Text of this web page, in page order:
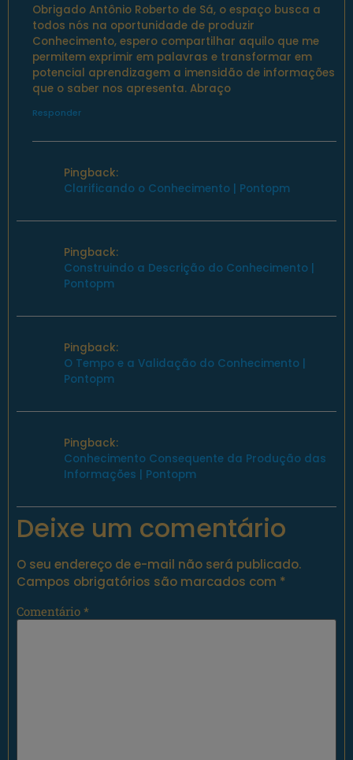
Obrigado Antônio Roberto de Sá, o espaço busca a
todos nós na oportunidade de produzir
Conhecimento, espero compartilhar aquilo que me
permitem exprimir em palavras e transformar em
potencial aprendizagem a imensidão de informações
que o saber nos apresenta. Abraço
Responder
Pingback:
Clarificando o Conhecimento | Pontopm
Pingback:
Construindo a Descrição do Conhecimento |
Pontopm
Pingback:
O Tempo e a Validação do Conhecimento |
Pontopm
Pingback:
Conhecimento Consequente da Produção das
Informações | Pontopm
Deixe um comentário
O seu endereço de e-mail não será publicado.
Campos obrigatórios são marcados com *
Comentário *